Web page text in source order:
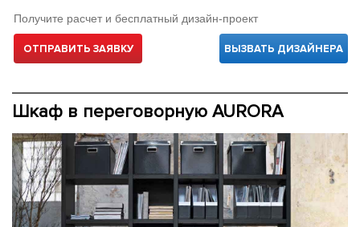
Получите расчет и бесплатный дизайн-проект
ОТПРАВИТЬ ЗАЯВКУ ВЫЗВАТЬ ДИЗАЙНЕРА
Шкаф в переговорную AURORA